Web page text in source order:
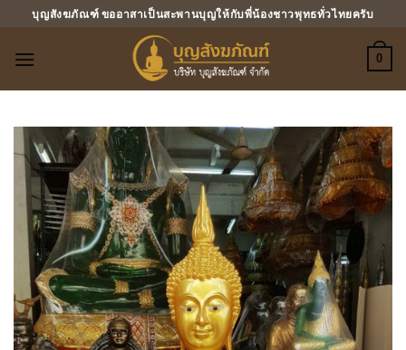
บุญสังฆภัณฑ์ ขออาสาเป็นสะพานบุญให้กับพี่น้องชาวพุทธทั่วไทยครับ
0